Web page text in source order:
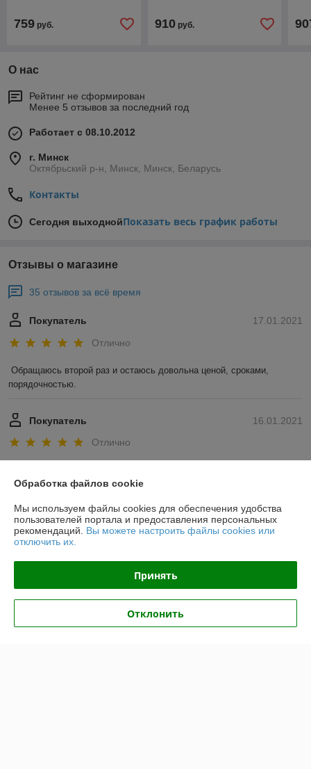
759 руб. 910руб.
О нас
Рейтинг не сформирован
Менее 5 отзывов за последний год
Работает с 08.10.2012
г. Минск
Октябрьский р-н, Минск, Минск, Беларусь
Контакты
Сегодня выходнойПоказать весь график работы
Отзывы о магазине
35 отзывов за всё время
17.01.2021
Покупатель
Отлично
Обращаюсь второй раз и остаюсь довольна ценой, сроками,
порядочностью.
16.01.2021
Покупатель
Отлично
О нас
Контакты
Обработка файлов cookie
Мы используем файлы cookies для обеспечения удобства
пользователей портала и предоставления персональных
рекомендаций. Вы можете настроить файлы cookies или
отключить их.
Принять
Отклонить